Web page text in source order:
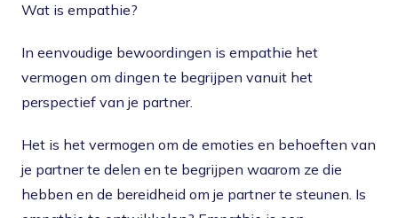
Wat is empathie?
In eenvoudige bewoordingen is empathie het
vermogen om dingen te begrijpen vanuit het
perspectief van je partner.
Het is het vermogen om de emoties en behoeften van
je partner te delen en te begrijpen waarom ze die
hebben en de bereidheid om je partner te steunen. Is